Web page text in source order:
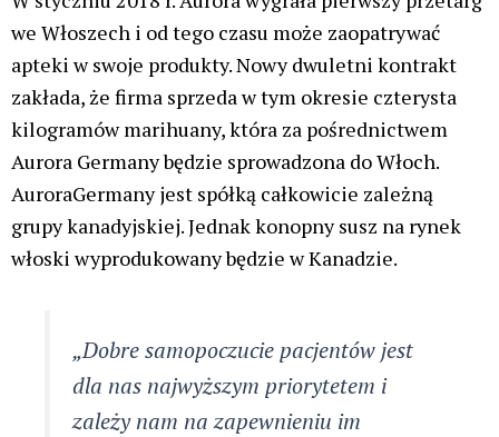
we Włoszech i od tego czasu może zaopatrywać
apteki w swoje produkty. Nowy dwuletni kontrakt
zakłada, że firma sprzeda w tym okresie czterysta
kilogramów marihuany, która za pośrednictwem
Aurora Germany będzie sprowadzona do Włoch.
AuroraGermany jest spółką całkowicie zależną
grupy kanadyjskiej. Jednak konopny susz na rynek
włoski wyprodukowany będzie w Kanadzie.
„Dobre samopoczucie pacjentów jest
dla nas najwyższym priorytetem i
zależy nam na zapewnieniu im